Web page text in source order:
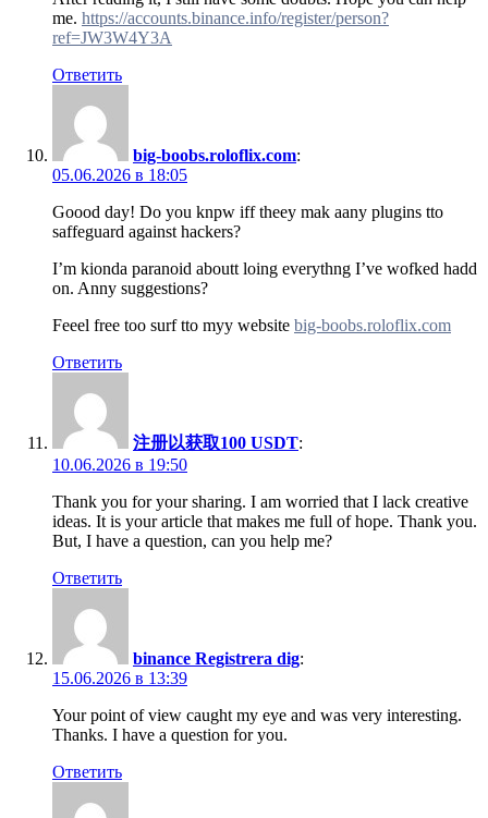
me. https://accounts.binance.info/register/person?
ref=JW3W4Y3A
Ответить
big-boobs.roloflix.com:
05.06.2026 в 18:05
Goood day! Do you knpw iff theey mak aany plugins tto
saffeguard against hackers?
I’m kionda paranoid aboutt loing everythng I’ve wofked hadd
on. Anny suggestions?
Feeel free too surf tto myy website big-boobs.roloflix.com
Ответить
注册以获取100 USDT:
10.06.2026 в 19:50
Thank you for your sharing. I am worried that I lack creative
ideas. It is your article that makes me full of hope. Thank you.
But, I have a question, can you help me?
Ответить
binance Registrera dig:
15.06.2026 в 13:39
Your point of view caught my eye and was very interesting.
Thanks. I have a question for you.
Ответить